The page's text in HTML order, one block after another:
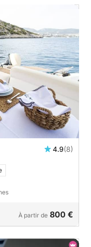
4.9(8)
À partir de 800 €